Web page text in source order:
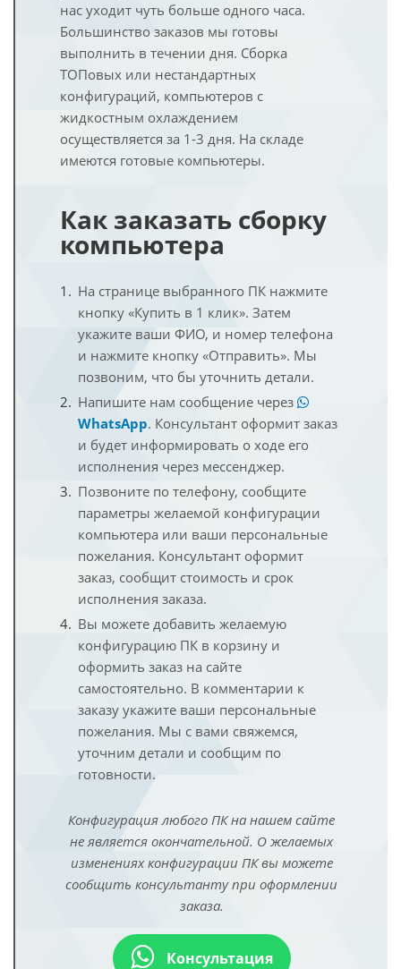
нас уходит чуть больше одного часа.
Большинство заказов мы готовы
выполнить в течении дня. Сборка
ТОПовых или нестандартных
конфигураций, компьютеров с
жидкостным охлаждением
осуществляется за 1-3 дня. На складе
имеются готовые компьютеры.
Как заказать сборку
компьютера
На странице выбранного ПК нажмите
кнопку «Купить в 1 клик». Затем
укажите ваши ФИО, и номер телефона
и нажмите кнопку «Отправить». Мы
позвоним, что бы уточнить детали.
Напишите нам сообщение через
WhatsApp. Консультант оформит заказ
и будет информировать о ходе его
исполнения через мессенджер.
Позвоните по телефону, сообщите
параметры желаемой конфигурации
компьютера или ваши персональные
пожелания. Консультант оформит
заказ, сообщит стоимость и срок
исполнения заказа.
Вы можете добавить желаемую
конфигурацию ПК в корзину и
оформить заказ на сайте
самостоятельно. В комментарии к
заказу укажите ваши персональные
пожелания. Мы с вами свяжемся,
уточним детали и сообщим по
готовности.
Конфигурация любого ПК на нашем сайте
не является окончательной. О желаемых
изменениях конфигурации ПК вы можете
сообщить консультанту при оформлении
заказа.
Консультация